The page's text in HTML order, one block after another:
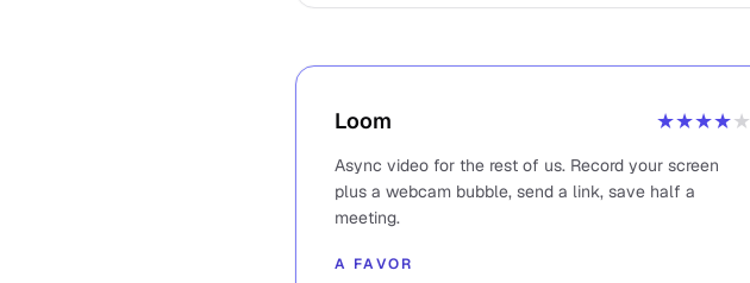
Loom ★★★★★
Async video for the rest of us. Record your screen
plus a webcam bubble, send a link, save half a
meeting.
A FAVOR